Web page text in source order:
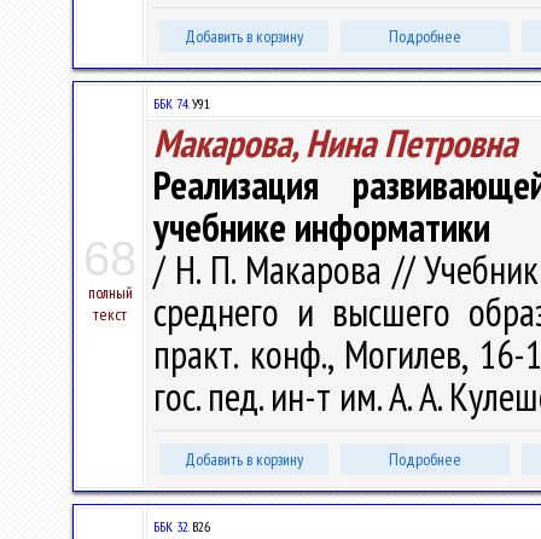
Добавить в корзину Подробнее
68
полный
текст
ББК 74.У91
Макарова, Нина Петровна
Реализация
учебнике информатики
/ Н. П. Макарова //
среднего и высшего
практ. конф., Могилев,
гос. пед. ин-т им. А. А.
Добавить в корзину Подробнее
ББК 32.В26